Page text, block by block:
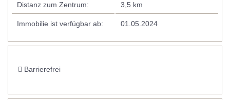
Distanz zum Zentrum: 3,5 km
Immobilie ist verfügbar ab: 01.05.2024
Barrierefrei